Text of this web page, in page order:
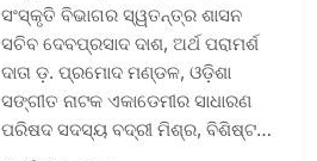
ସଂସ୍କୃତି ବିଭାଗର ସ୍ୱତନ୍ତ୍ର ଶାସନ
ସଚିବ ଦେବପ୍ରସାଦ ଦାଶ, ଅର୍ଥ ପରାମର୍ଶ
ଦାତା ଡ଼. ପ୍ରମୋଦ ମଣ୍ଡଳ, ଓଡ଼ିଶା
ସଙ୍ଗୀତ ନାଟକ ଏକାଡେମୀର ସାଧାରଣ
ପରିଷଦ ସଦସ୍ୟ ବଦ୍ରୀ ମିଶ୍ର, ବିଶିଷ୍ଟ…